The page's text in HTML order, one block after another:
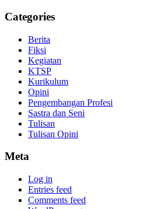
Categories
Berita
Fiksi
Kegiatan
KTSP
Kurikulum
Opini
Pengembangan Profesi
Sastra dan Seni
Tulisan
Tulisan Opini
Meta
Log in
Entries feed
Comments feed